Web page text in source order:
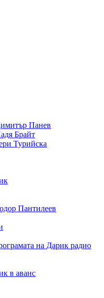
Панев
Брайт
Турийска
Пантилеев
на Дарик радио
в аванс